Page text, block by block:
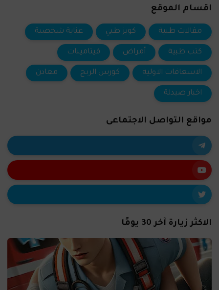
اقسام الموقع
مقالات طبية كويز طبي عناية شخصية
كتب طبية أمراض فيتامينات
الاسعافات الاولية كورس الربح معادن
اخبار صيدلة
مواقع التواصل الاجتماعى
الاكثر زيارة آخر 30 يومًا